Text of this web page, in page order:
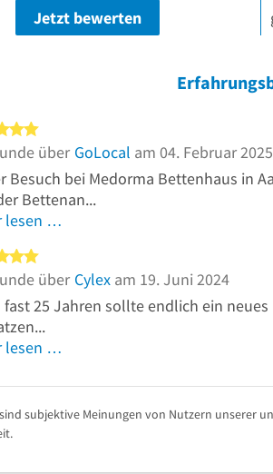
Jetzt bewerten
über GoLocal am 04. Februar 2025
Besuch bei Medorma Bettenhaus in
Bettenan...
lesen …
über Cylex am 19. Juni 2024
fast 25 Jahren sollte endlich ein
lesen …
subjektive Meinungen von Nutzern unserer